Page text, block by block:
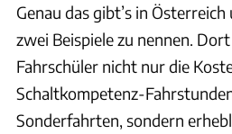
Genau das gibt’s in
zwei Beispiele zu nennen.
Fahrschüler nicht nur die
Schaltkompetenz-
Sonderfahrten, sondern